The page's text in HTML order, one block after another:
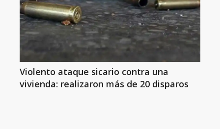
Violento ataque sicario contra una
vivienda: realizaron más de 20 disparos